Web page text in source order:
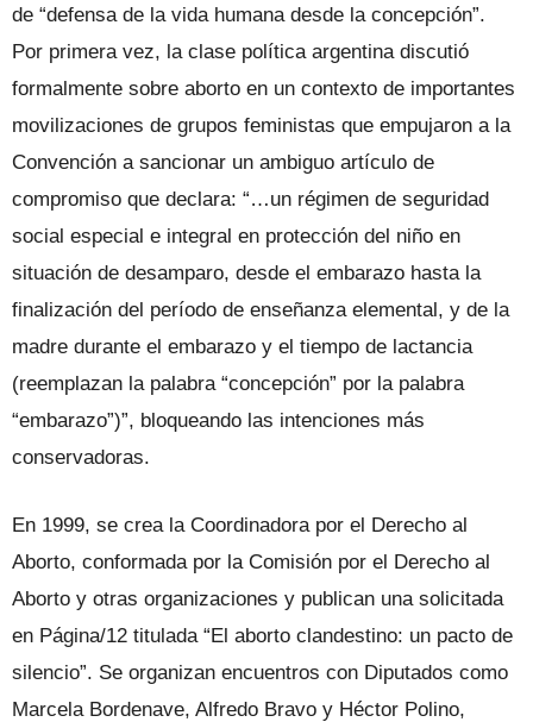
de “defensa de la vida humana desde la concepción”.
Por primera vez, la clase política argentina discutió
formalmente sobre aborto en un contexto de importantes
movilizaciones de grupos feministas que empujaron a la
Convención a sancionar un ambiguo artículo de
compromiso que declara: “…un régimen de seguridad
social especial e integral en protección del niño en
situación de desamparo, desde el embarazo hasta la
finalización del período de enseñanza elemental, y de la
madre durante el embarazo y el tiempo de lactancia
(reemplazan la palabra “concepción” por la palabra
“embarazo”)”, bloqueando las intenciones más
conservadoras.
En 1999, se crea la Coordinadora por el Derecho al
Aborto, conformada por la Comisión por el Derecho al
Aborto y otras organizaciones y publican una solicitada
en Página/12 titulada “El aborto clandestino: un pacto de
silencio”. Se organizan encuentros con Diputados como
Marcela Bordenave, Alfredo Bravo y Héctor Polino,